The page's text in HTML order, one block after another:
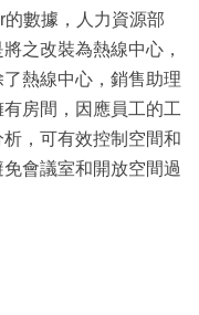
數據，人力資源部
之改裝為熱線中心，
熱線中心，銷售助理
房間，因應員工的工
，可有效控制空間和
會議室和開放空間過